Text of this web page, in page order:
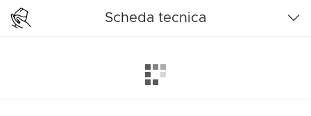
Scheda tecnica